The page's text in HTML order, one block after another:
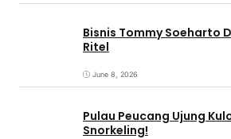
Bisnis Tommy Soeharto
Ritel
June 8, 2026
Pulau Peucang Ujung
Snorkeling!